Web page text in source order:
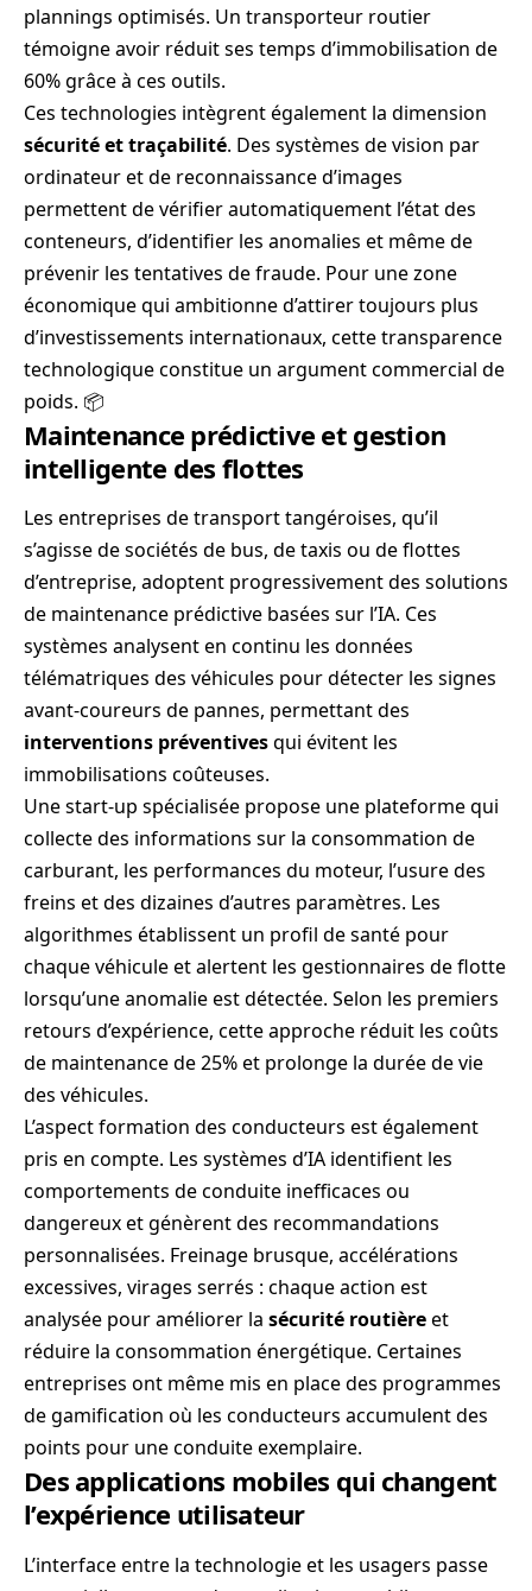
plannings optimisés. Un transporteur routier
témoigne avoir réduit ses temps d’immobilisation de
60% grâce à ces outils.
Ces technologies intègrent également la dimension
sécurité et traçabilité. Des systèmes de vision par
ordinateur et de reconnaissance d’images
permettent de vérifier automatiquement l’état des
conteneurs, d’identifier les anomalies et même de
prévenir les tentatives de fraude. Pour une zone
économique qui ambitionne d’attirer toujours plus
d’investissements internationaux, cette transparence
technologique constitue un argument commercial de
poids. 📦
Maintenance prédictive et gestion
intelligente des flottes
Les entreprises de transport tangéroises, qu’il
s’agisse de sociétés de bus, de taxis ou de flottes
d’entreprise, adoptent progressivement des solutions
de maintenance prédictive basées sur l’IA. Ces
systèmes analysent en continu les données
télématriques des véhicules pour détecter les signes
avant-coureurs de pannes, permettant des
interventions préventivesqui évitent les
immobilisations coûteuses.
Une start-up spécialisée propose une plateforme qui
collecte des informations sur la consommation de
carburant, les performances du moteur, l’usure des
freins et des dizaines d’autres paramètres. Les
algorithmes établissent un profil de santé pour
chaque véhicule et alertent les gestionnaires de flotte
lorsqu’une anomalie est détectée. Selon les premiers
retours d’expérience, cette approche réduit les coûts
de maintenance de 25% et prolonge la durée de vie
des véhicules.
L’aspect formation des conducteurs est également
pris en compte. Les systèmes d’IA identifient les
comportements de conduite inefficaces ou
dangereux et génèrent des recommandations
personnalisées. Freinage brusque, accélérations
excessives, virages serrés : chaque action est
analysée pour améliorer la sécurité routièreet
réduire la consommation énergétique. Certaines
entreprises ont même mis en place des programmes
de gamification où les conducteurs accumulent des
points pour une conduite exemplaire.
Des applications mobiles qui changent
l’expérience utilisateur
L’interface entre la technologie et les usagers passe